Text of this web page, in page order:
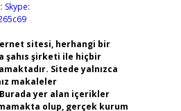
Skype:
sitesi, herhangi bir
şahıs şirketi ile hiçbir
Sitede yalnızca
makaleler
yer alan içerikler
olup, gerçek kurum